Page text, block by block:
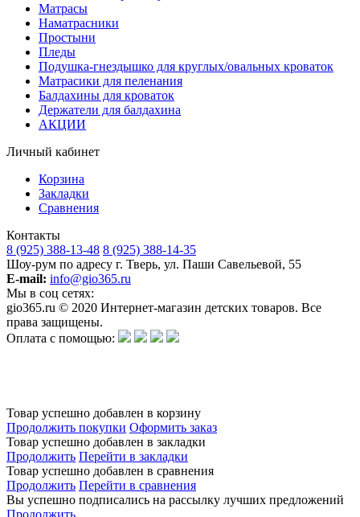
Матрасы
Наматрасники
Простыни
Пледы
Подушка-гнездышко для круглых/овальных кроваток
Матрасики для пеленания
Балдахины для кроваток
Держатели для балдахина
АКЦИИ
Личный кабинет
Корзина
Закладки
Сравнения
Контакты
8 (925) 388-13-48 8 (925) 388-14-35
Шоу-рум по адресу г. Тверь, ул. Паши Савельевой, 55
E-mail: info@gio365.ru
Мы в соц сетях:
gio365.ru © 2020 Интернет-магазин детских товаров. Все
права защищены.
Оплата с помощью:
Товар успешно добавлен в корзину
Продолжить покупки Оформить заказ
Товар успешно добавлен в закладки
Продолжить Перейти в закладки
Товар успешно добавлен в сравнения
Продолжить Перейти в сравнения
Вы успешно подписались на рассылку лучших предложений
Продолжить